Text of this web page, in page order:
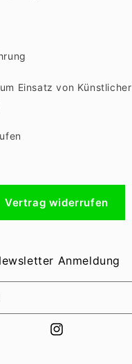
Einsatz von Künstlicher
Vertrag widerrufen
Anmeldung
Instagram